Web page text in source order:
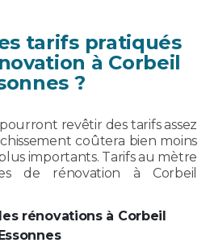
tarifs pratiqués
à Corbeil
?
revêtir des tarifs assez
coûtera bien moins
importants. Tarifs au mètre
de rénovation à Corbeil
rénovations à Corbeil